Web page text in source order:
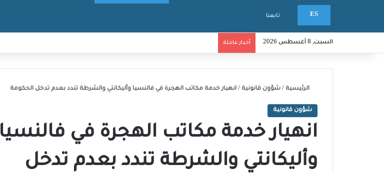
ES تابعنا
السبت, 8 أغسطس 2026 أخبار عاجلة
الرئيسية / شؤون قانونية / انهيار خدمة مكاتب الهجرة في فالنسيا وأليكانتي والشرطة تندد بعدم تدخل الحكومة
شؤون قانونية
انهيار خدمة مكاتب الهجرة في فالنسيا
وأليكانتي والشرطة تندد بعدم تدخل